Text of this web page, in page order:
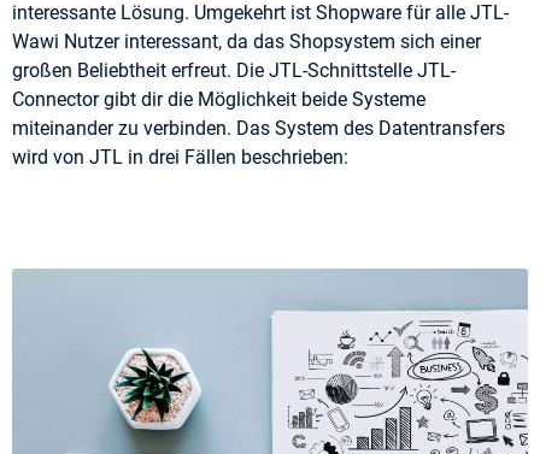
interessante Lösung. Umgekehrt ist Shopware für alle JTL-
Wawi Nutzer interessant, da das Shopsystem sich einer
großen Beliebtheit erfreut. Die JTL-Schnittstelle JTL-
Connector gibt dir die Möglichkeit beide Systeme
miteinander zu verbinden. Das System des Datentransfers
wird von JTL in drei Fällen beschrieben: